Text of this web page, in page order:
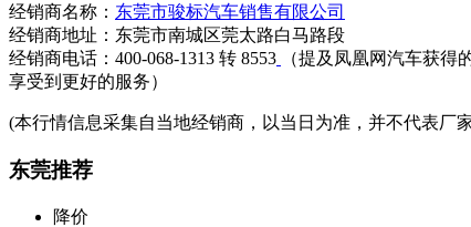
经销商名称： 东莞市骏标汽车销售有限公司
经销商地址：东莞市南城区莞太路白马路段
经销商电话：400-068-1313 转 8553
（提及凤凰网汽车获得
享受到更好的服务）
(本行情信息采集自当地经销商，以当日为准，并不代表厂
东莞推荐
降价